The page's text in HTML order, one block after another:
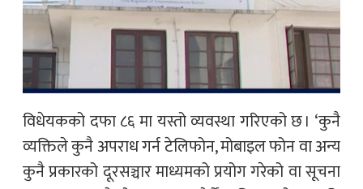
विधेयकको दफा ८६ मा यस्तो व्यवस्था गरिएको छ । ‘कुनै
व्यक्तिले कुनै अपराध गर्न टेलिफोन, मोबाइल फोन वा अन्य
कुनै प्रकारको दूरसञ्चार माध्यमको प्रयोग गरेको वा सूचना